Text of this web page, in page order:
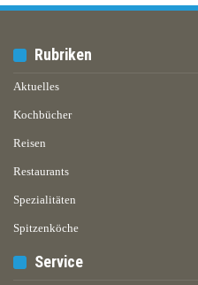
Rubriken
Aktuelles
Kochbücher
Reisen
Restaurants
Spezialitäten
Spitzenköche
Service